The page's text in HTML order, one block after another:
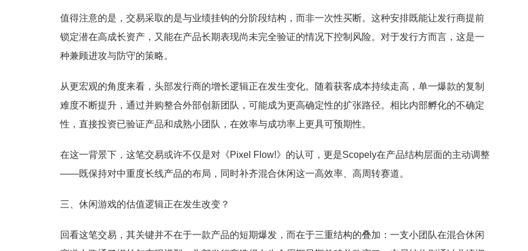
值得注意的是，交易采取的是与业绩挂钩的分阶段结构，而非一次性买断。这种安排既能让发行商提前
锁定潜在高成长资产，又能在产品长期表现尚未完全验证的情况下控制风险。对于发行方而言，这是一
种兼顾进攻与防守的策略。
从更宏观的角度来看，头部发行商的增长逻辑正在发生变化。随着获客成本持续走高，单一爆款的复制
难度不断提升，通过并购整合外部创新团队，可能成为更高确定性的扩张路径。相比内部孵化的不确定
性，直接投资已验证产品和成熟小团队，在效率与成功率上更具可预期性。
在这一背景下，这笔交易或许不仅是对《Pixel Flow!》的认可，更是Scopely在产品结构层面的主动调整
——既保持对中重度长线产品的布局，同时补齐混合休闲这一高效率、高周转赛道。
三、休闲游戏的估值逻辑正在发生改变？
回看这笔交易，其关键并不在于一款产品的短期爆发，而在于三重结构的叠加：一支小团队在混合休闲